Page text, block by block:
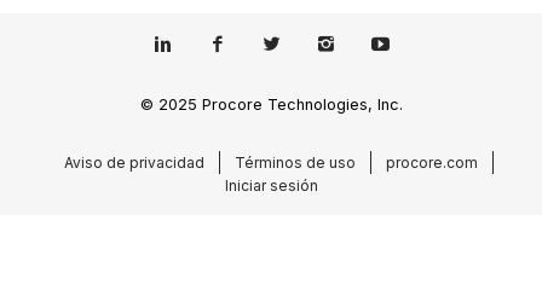
© 2025 Procore Technologies, Inc.
Aviso de privacidad Términos de uso
procore.com
Iniciar sesión